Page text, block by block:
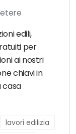
edili,
per
ai nostri
chiavi in
casa
lavori edilizia